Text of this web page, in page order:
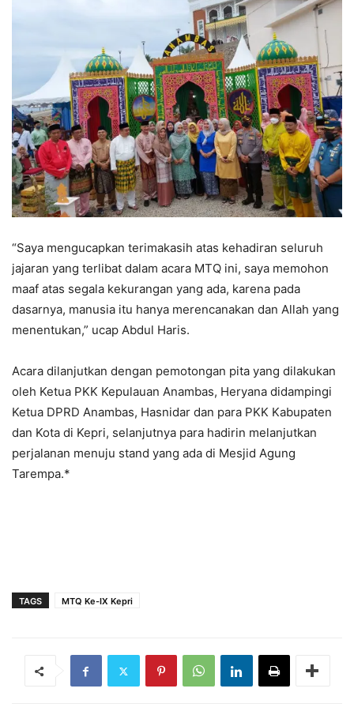
“Saya mengucapkan terimakasih atas kehadiran seluruh
jajaran yang terlibat dalam acara MTQ ini, saya memohon
maaf atas segala kekurangan yang ada, karena pada
dasarnya, manusia itu hanya merencanakan dan Allah yang
menentukan,” ucap Abdul Haris.
Acara dilanjutkan dengan pemotongan pita yang dilakukan
oleh Ketua PKK Kepulauan Anambas, Heryana didampingi
Ketua DPRD Anambas, Hasnidar dan para PKK Kabupaten
dan Kota di Kepri, selanjutnya para hadirin melanjutkan
perjalanan menuju stand yang ada di Mesjid Agung
Tarempa.*
TAGS MTQ Ke-IX Kepri